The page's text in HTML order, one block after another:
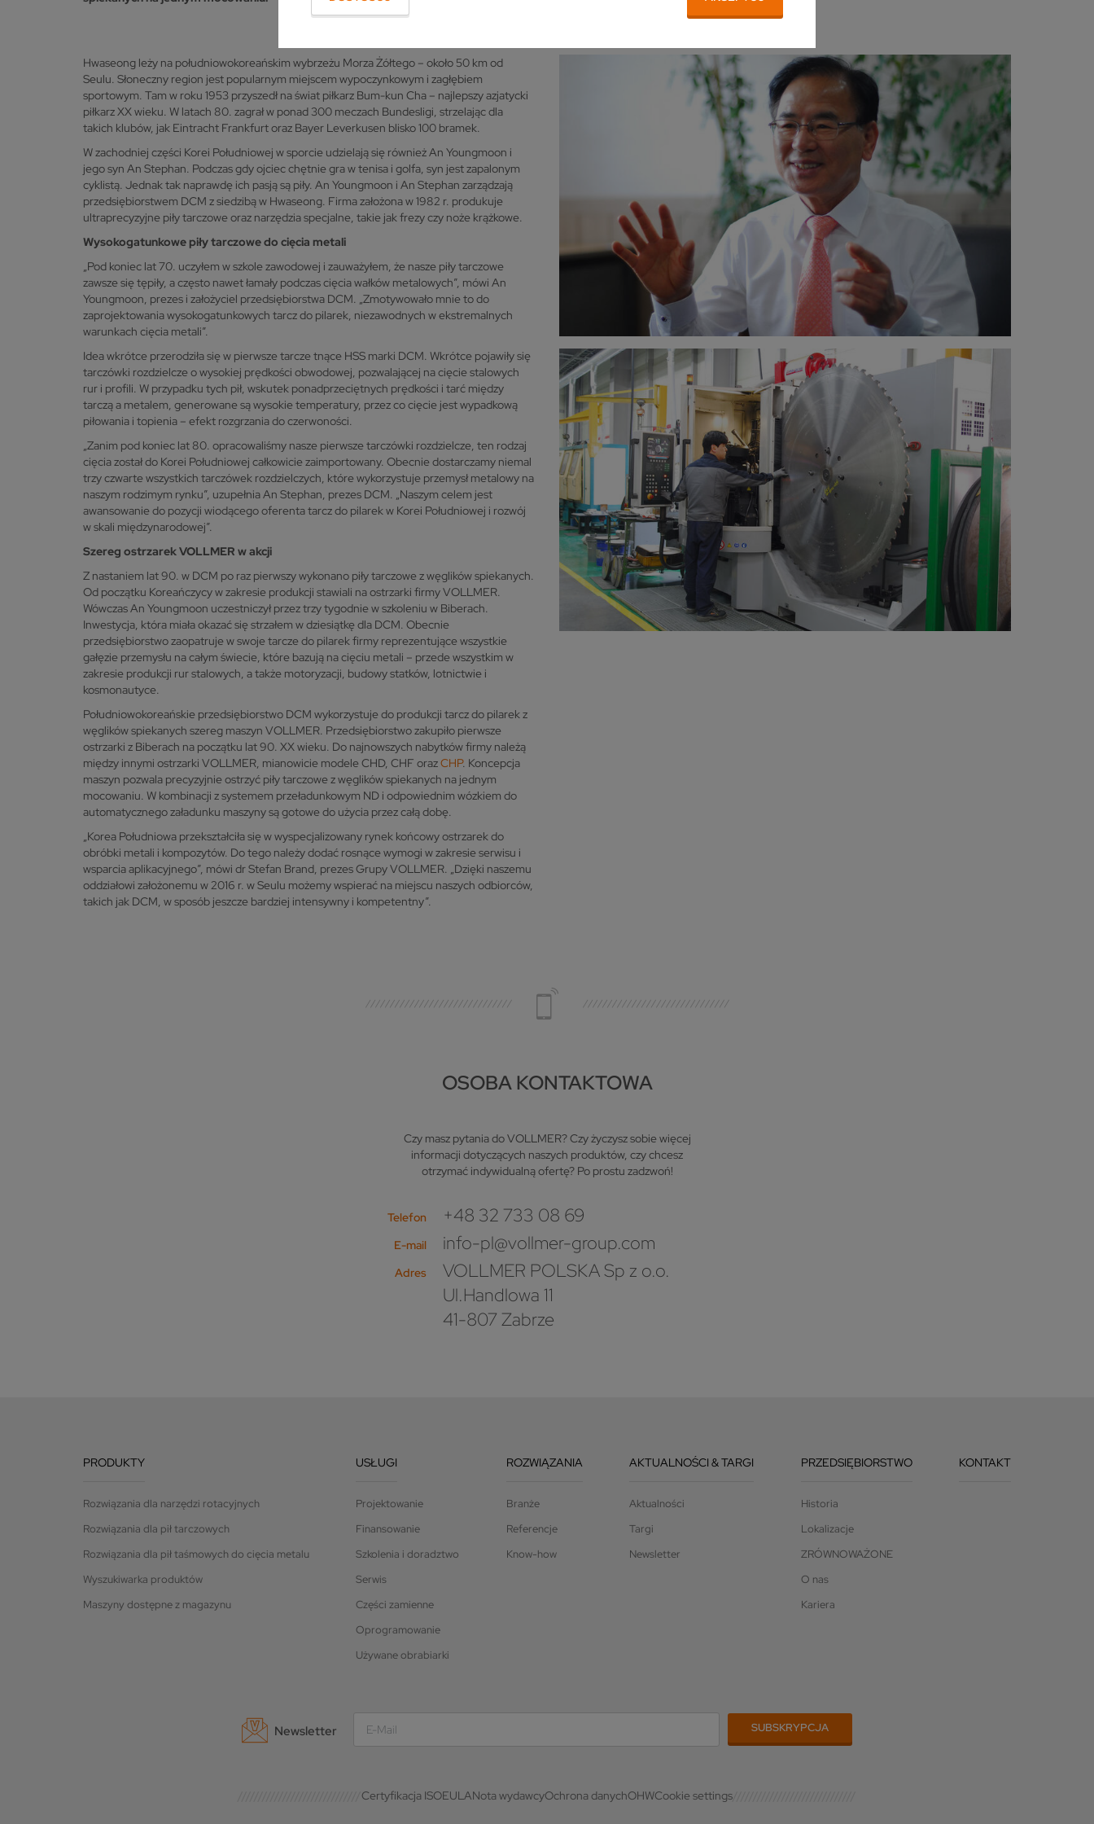
Hwaseong leży na południowokoreańskim wybrzeżu Morza Żółtego – około 50 km od
Seulu. Słoneczny region jest popularnym miejscem wypoczynkowym i zagłębiem
sportowym. Tam w roku 1953 przyszedł na świat piłkarz Bum-kun Cha – najlepszy azjatycki
piłkarz XX wieku. W latach 80. zagrał w ponad 300 meczach Bundesligi, strzelając dla
takich klubów, jak Eintracht Frankfurt oraz Bayer Leverkusen blisko 100 bramek.
W zachodniej części Korei Południowej w sporcie udzielają się również An Youngmoon i
jego syn An Stephan. Podczas gdy ojciec chętnie gra w tenisa i golfa, syn jest zapalonym
cyklistą. Jednak tak naprawdę ich pasją są piły. An Youngmoon i An Stephan zarządzają
przedsiębiorstwem DCM z siedzibą w Hwaseong. Firma założona w 1982 r. produkuje
ultraprecyzyjne piły tarczowe oraz narzędzia specjalne, takie jak frezy czy noże krążkowe.
Wysokogatunkowe piły tarczowe do cięcia metali
„Pod koniec lat 70. uczyłem w szkole zawodowej i zauważyłem, że nasze piły tarczowe
zawsze się tępiły, a często nawet łamały podczas cięcia wałków metalowych”, mówi An
Youngmoon, prezes i założyciel przedsiębiorstwa DCM. „Zmotywowało mnie to do
zaprojektowania wysokogatunkowych tarcz do pilarek, niezawodnych w ekstremalnych
warunkach cięcia metali”.
Idea wkrótce przerodziła się w pierwsze tarcze tnące HSS marki DCM. Wkrótce pojawiły się
tarczówki rozdzielcze o wysokiej prędkości obwodowej, pozwalającej na cięcie stalowych
rur i profili. W przypadku tych pił, wskutek ponadprzeciętnych prędkości i tarć między
tarczą a metalem, generowane są wysokie temperatury, przez co cięcie jest wypadkową
piłowania i topienia – efekt rozgrzania do czerwoności.
„Zanim pod koniec lat 80. opracowaliśmy nasze pierwsze tarczówki rozdzielcze, ten rodzaj
cięcia został do Korei Południowej całkowicie zaimportowany. Obecnie dostarczamy niemal
trzy czwarte wszystkich tarczówek rozdzielczych, które wykorzystuje przemysł metalowy na
naszym rodzimym rynku”, uzupełnia An Stephan, prezes DCM. „Naszym celem jest
awansowanie do pozycji wiodącego oferenta tarcz do pilarek w Korei Południowej i rozwój
w skali międzynarodowej”.
Szereg ostrzarek VOLLMER w akcji
Z nastaniem lat 90. w DCM po raz pierwszy wykonano piły tarczowe z węglików spiekanych.
Od początku Koreańczycy w zakresie produkcji stawiali na ostrzarki firmy VOLLMER.
Wówczas An Youngmoon uczestniczył przez trzy tygodnie w szkoleniu w Biberach.
Inwestycja, która miała okazać się strzałem w dziesiątkę dla DCM. Obecnie
przedsiębiorstwo zaopatruje w swoje tarcze do pilarek firmy reprezentujące wszystkie
gałęzie przemysłu na całym świecie, które bazują na cięciu metali – przede wszystkim w
zakresie produkcji rur stalowych, a także motoryzacji, budowy statków, lotnictwie i
kosmonautyce.
Południowokoreańskie przedsiębiorstwo DCM wykorzystuje do produkcji tarcz do pilarek z
węglików spiekanych szereg maszyn VOLLMER. Przedsiębiorstwo zakupiło pierwsze
ostrzarki z Biberach na początku lat 90. XX wieku. Do najnowszych nabytków firmy należą
między innymi ostrzarki VOLLMER, mianowicie modele CHD, CHF orazCHP. Koncepcja
maszyn pozwala precyzyjnie ostrzyć piły tarczowe z węglików spiekanych na jednym
mocowaniu. W kombinacji z systemem przeładunkowym ND i odpowiednim wózkiem do
automatycznego załadunku maszyny są gotowe do użycia przez całą dobę.
„Korea Południowa przekształciła się w wyspecjalizowany rynek końcowy ostrzarek do
obróbki metali i kompozytów. Do tego należy dodać rosnące wymogi w zakresie serwisu i
wsparcia aplikacyjnego”, mówi dr Stefan Brand, prezes Grupy VOLLMER. „Dzięki naszemu
oddziałowi założonemu w 2016 r. w Seulu możemy wspierać na miejscu naszych odbiorców,
takich jak DCM, w sposób jeszcze bardziej intensywny i kompetentny”.
OSOBA KONTAKTOWA
Czy masz pytania do VOLLMER? Czy życzysz sobie więcej
informacji dotyczących naszych produktów, czy chcesz
otrzymać indywidualną ofertę? Po prostu zadzwoń!
Telefon +48 32 733 08 69
E-mail info-pl@vollmer-group.com
Adres
VOLLMER POLSKA Sp z o.o.
Ul.Handlowa 11
41-807 Zabrze
PRODUKTY
Rozwiązania dla narzędzi rotacyjnych
Rozwiązania dla pił tarczowych
Rozwiązania dla pił taśmowych do cięcia metalu
Wyszukiwarka produktów
Maszyny dostępne z magazynu
USŁUGI
Projektowanie
Finansowanie
Szkolenia i doradztwo
Serwis
Części zamienne
Oprogramowanie
Używane obrabiarki
ROZWIĄZANIA
Branże
Referencje
Know-how
AKTUALNOŚCI & TARGI
Aktualności
Targi
Newsletter
PRZEDSIĘBIORSTWO
Historia
Lokalizacje
ZRÓWNOWAŻONE
O nas
Kariera
KONTAKT
Newsletter
Certyfikacja ISOEULANota wydawcyOchrona danychOHWCookie settings